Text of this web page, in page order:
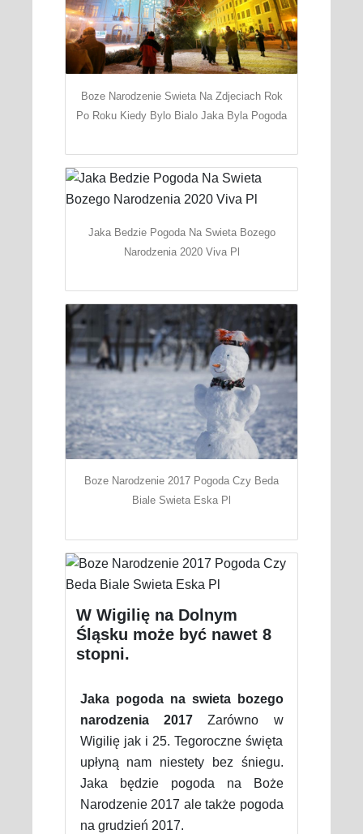
Boze Narodzenie Swieta Na Zdjeciach Rok
Po Roku Kiedy Bylo Bialo Jaka Byla Pogoda
Jaka Bedzie Pogoda Na Swieta Bozego
Narodzenia 2020 Viva Pl
Boze Narodzenie 2017 Pogoda Czy Beda
Biale Swieta Eska Pl
W Wigilię na Dolnym
Śląsku może być nawet 8
stopni.
Jaka pogoda na swieta bozego
narodzenia 2017Zarówno w
Wigilię jak i 25. Tegoroczne święta
upłyną nam niestety bez śniegu.
Jaka będzie pogoda na Boże
Narodzenie 2017 ale także pogoda
na grudzień 2017.